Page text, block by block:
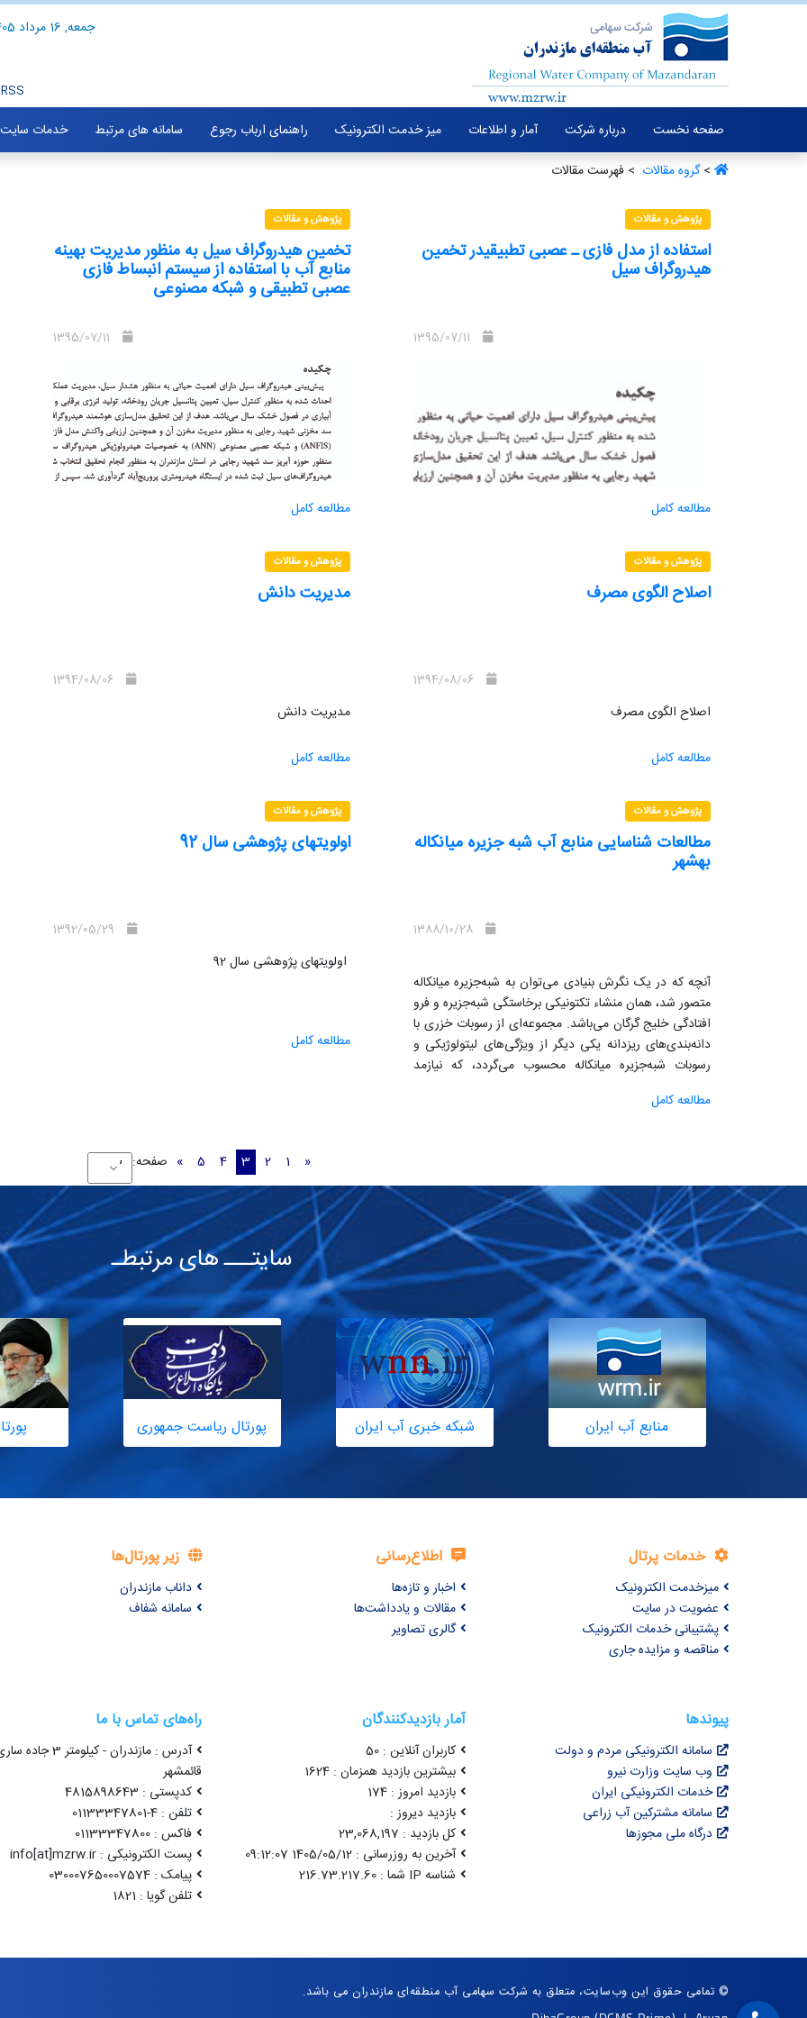
جمعه, 16 مرداد 1405
RSS
صفحه نخست درباره شرکت آمار و اطلاعات میز خدمت الکترونیک راهنمای ارباب رجوع سامانه های مرتبط خدمات سایت
>گروه مقالات ‏ > فهرست مقالات
پژوهش و مقالات
استفاده از مدل فازی ـ عصبی تطبیقیدر تخمین
هیدروگراف سیل
مطالعه کامل
پژوهش و مقالات
تخمین هیدروگراف سیل به منظور مدیریت بهینه
منابع آب با استفاده از سیستم انبساط فازی
عصبی تطبیقی و شبکه مصنوعی
مطالعه کامل
پژوهش و مقالات
اصلاح الگوی مصرف
اصلاح الگوی مصرف
مطالعه کامل
پژوهش و مقالات
مدیریت دانش
مدیریت دانش
مطالعه کامل
پژوهش و مقالات
مطالعات شناسایی منابع آب شبه جزیره میانکاله
بهشهر
آنچه که در یک نگرش بنیادی می‌توان به شبه‌جزیره میانکاله
متصور شد، همان منشاء تکتونیکی برخاستگی شبه‌جزیره و فرو
افتادگی خلیج گرگان می‌باشد. مجموعه‌ای از رسوبات خزری با
دانه‌بندی‌های ریزدانه یکی دیگر از ویژگی‌های لیتولوژیکی و
رسوبات شبه‌جزیره میانکاله محسوب می‌گردد، که نیازمد
مطالعه کامل
پژوهش و مقالات
اولویتهای پژوهشی سال 92
اولویتهای پژوهشی سال 92
مطالعه کامل
«
1
2
3
4
5
» صفحه:
سایتـــ های مرتبطـ
منابع آب ایران شبکه خبری آب ایران پورتال ریاست جمهوری
خدمات پرتال
میزخدمت الکترونیک
عضویت در سایت
پشتیبانی خدمات الکترونیک
مناقصه و مزایده جاری
اطلاع‌رسانی
اخبار و تازه‌ها
مقالات و یادداشت‌ها
گالری تصاویر
زیر پورتال‌ها
داناب مازندران
سامانه شفاف
پیوندها
سامانه الکترونیکی مردم و دولت
وب سایت وزارت نیرو
خدمات الکترونیکی ایران
سامانه مشترکین آب زراعی
درگاه ملی مجوزها
آمار بازدیدکنندگان
کاربران آنلاین : 50
بیشترین بازدید همزمان : 1624
بازدید امروز : 174
بازدید دیروز :
کل بازدید : 23,068,197
آخرین به روزرسانی : 1405/05/12 09:12:07
شناسه IP شما : 216.73.217.60
راه‌های تماس با ما
آدرس : مازندران - کیلومتر 3
قائمشهر
کدپستی : 4815898643
تلفن : 4-01133347801
فاکس : 01133347800
پست الکترونیکی : info[at]mzrw.ir
پیامک : 030007650007574
تلفن گویا : 1821
© تمامی حقوق این وب‌سایت، متعلق به شرکت سهامی آب منطقه‌ای مازندران می باشد.